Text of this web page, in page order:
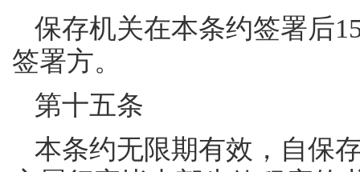
保存机关在本条约签署后
签署方。
第十五条
本条约无限期有效，自保